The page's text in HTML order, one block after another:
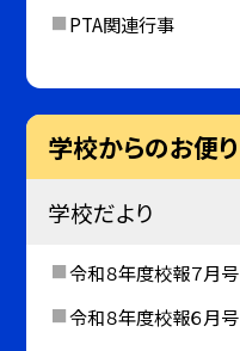
PTA関連行事
学校からのお便り
学校だより
令和８年度校報７月号
令和８年度校報６月号